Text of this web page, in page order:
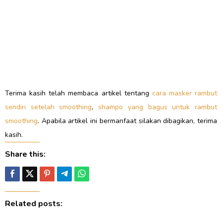
Terima kasih telah membaca artikel tentang cara masker rambut
sendiri setelah smoothing,shampo yang bagus untuk rambut
smoothing. Apabila artikel ini bermanfaat silakan dibagikan, terima
kasih.
Share this:
Related posts: